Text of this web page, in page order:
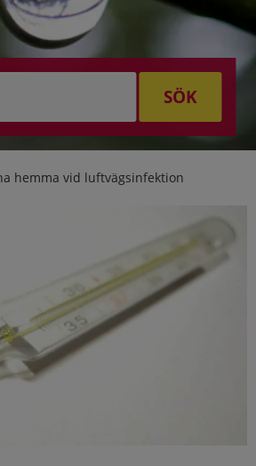
SÖK
hemma vid luftvägsinfektion